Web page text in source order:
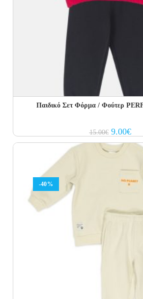
Παιδικό Σετ Φόρμα / Φούτερ
15.00€ Original
price
was:
15.00€.
9.00€
is:
-40%